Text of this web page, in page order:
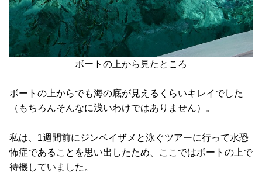
ボートの上から見たところ
ボートの上からでも海の底が見えるくらいキレイでした
（もちろんそんなに浅いわけではありません）。
私は、1週間前にジンベイザメと泳ぐツアーに行って水恐
怖症であることを思い出したため、ここではボートの上で
待機していました。